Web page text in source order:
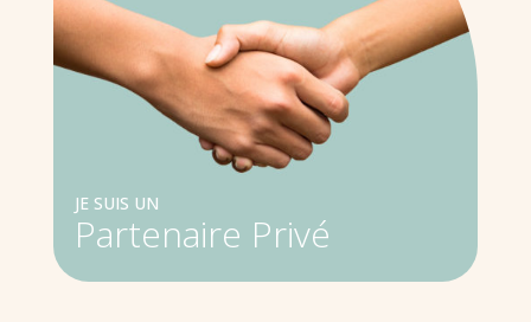
JE SUIS UN
Partenaire Privé